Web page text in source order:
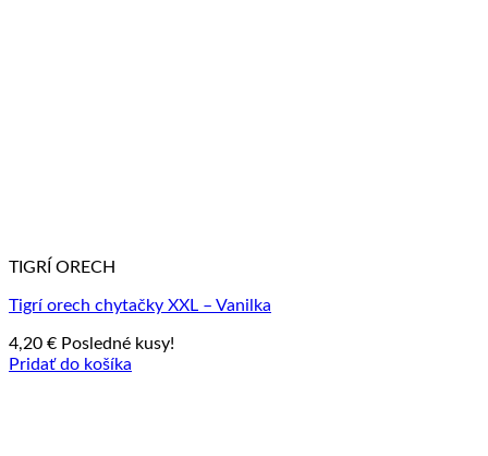
TIGRÍ ORECH
Tigrí orech chytačky XXL – Vanilka
4,20 € Posledné kusy!
Pridať do košíka